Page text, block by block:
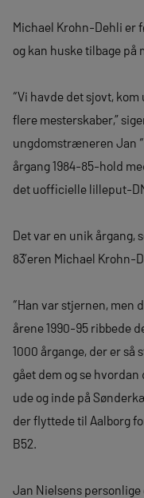
Michael Krohn-Dehli er
og kan huske tilbage på
“Vi havde det sjovt,
flere mesterskaber,”
ungdomstræneren Jan
årgang 1984-85-hold
det uofficielle lilleput-
Det var en unik årgang,
83’eren Michael Krohn-
“Han var stjernen, men
årene 1990-95 ribbede
1000 årgange, der er så
gået dem og se
ude og inde på
der flyttede til Aalborg
B52.
Jan Nielsens